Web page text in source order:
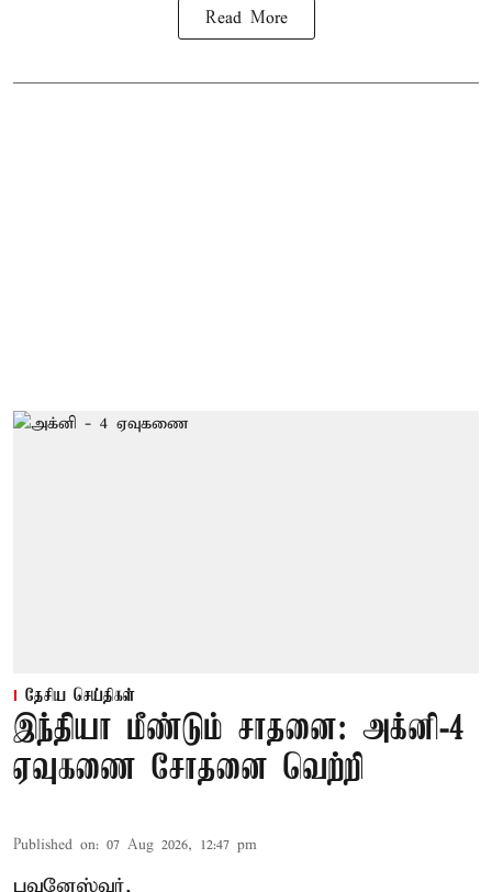
Read More
தேசிய செய்திகள்
இந்தியா மீண்டும் சாதனை: அக்னி-4
ஏவுகணை சோதனை வெற்றி
Published on: 07 Aug 2026, 12:47 pm
புவனேஸ்வர்,